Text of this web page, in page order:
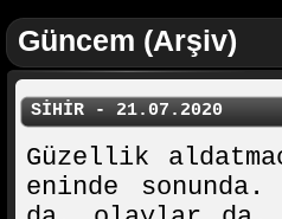
Güncem (Arşiv)
SİHİR - 21.07.2020
Güzellik
eninde